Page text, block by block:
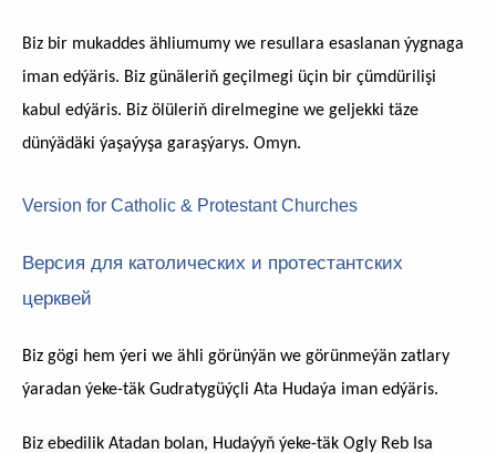
Biz bir mukaddes ähliumumy we resullara esaslanan ýygnaga
iman edýäris. Biz günäleriň geçilmegi üçin bir çümdürilişi
kabul edýäris. Biz ölüleriň direlmegine we geljekki täze
dünýädäki ýaşaýyşa garaşýarys. Omyn.
Version for Catholic & Protestant Churches
Версия для католических и протестантских
церквей
Biz gögi hem ýeri we ähli görünýän we görünmeýän zatlary
ýaradan ýeke-täk Gudratygüýçli Ata Hudaýa iman edýäris.
Biz ebedilik Atadan bolan, Hudaýyň ýeke-täk Ogly Reb Isa